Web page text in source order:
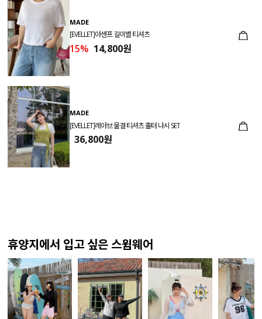
MADE
[EVELLET]아센프 길이별 티셔츠
15% 14,800원
MADE
[EVELLET]레아브 물결 티셔츠 홀터 나시 SET
36,800원
휴양지에서 입고 싶은 스윔웨어